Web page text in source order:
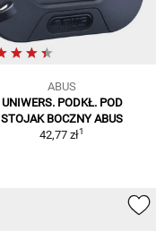
ABUS
UNIWERS. PODKŁ. POD
STOJAK BOCZNY ABUS
42,77 zł1